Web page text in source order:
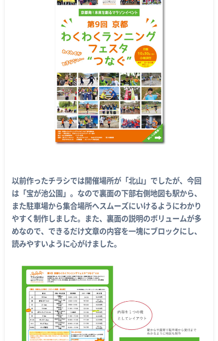
以前作ったチラシでは開催場所が「北山」でしたが、今回
は「宝が池公園」。なので裏面の下部右側地図も駅から、
また駐車場から集合場所へスムーズにいけるようにわかり
やすく制作しました。また、裏面の説明のボリュームが多
めなので、できるだけ文章の内容を一塊にブロックにし、
読みやすいように心がけました。